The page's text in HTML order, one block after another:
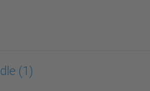
(1)